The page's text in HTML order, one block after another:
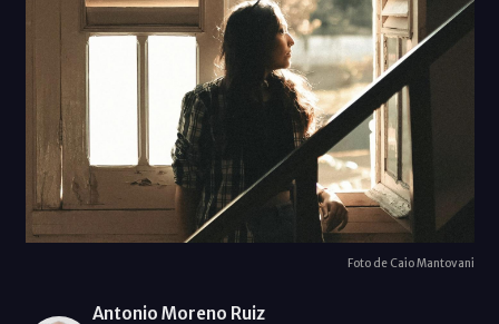
Foto de Caio Mantovani
Antonio Moreno Ruiz